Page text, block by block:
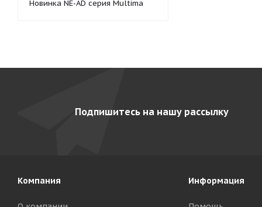
Новинка NE-AD серия Multima
Подпишитесь на нашу рассылку
Компания Информация